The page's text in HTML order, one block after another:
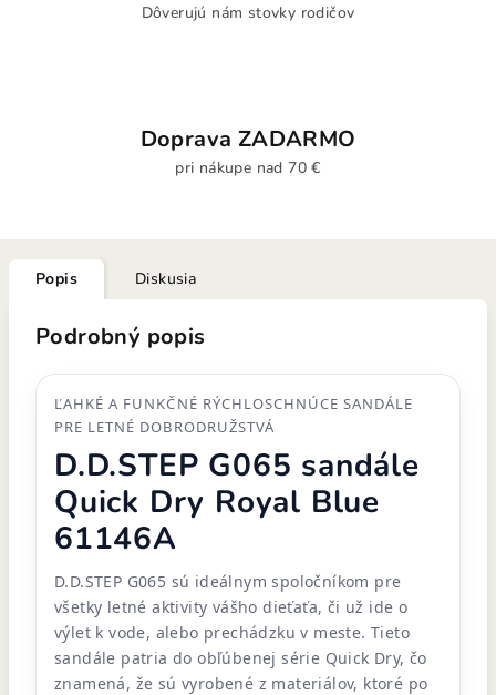
Dôverujú nám stovky rodičov
Doprava ZADARMO
pri nákupe nad 70 €
Popis Diskusia
Podrobný popis
ĽAHKÉ A FUNKČNÉ RÝCHLOSCHNÚCE SANDÁLE
PRE LETNÉ DOBRODRUŽSTVÁ
D.D.STEP G065 sandále
Quick Dry Royal Blue
61146A
D.D.STEP G065 sú ideálnym spoločníkom pre
všetky letné aktivity vášho dieťaťa, či už ide o
výlet k vode, alebo prechádzku v meste. Tieto
sandále patria do obľúbenej série Quick Dry, čo
znamená, že sú vyrobené z materiálov, ktoré po